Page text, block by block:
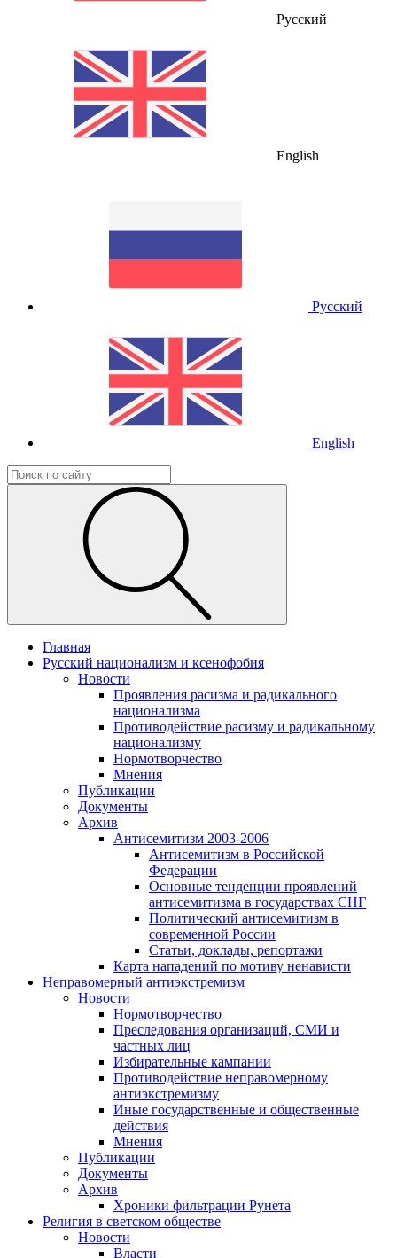
Русский
English
Русский
English
Главная
Русский национализм и ксенофобия
Новости
Проявления расизма и радикального
национализма
Противодействие расизму и радикальному
национализму
Нормотворчество
Мнения
Публикации
Документы
Архив
Антисемитизм 2003-2006
Антисемитизм в Российской
Федерации
Основные тенденции проявлений
антисемитизма в государствах СНГ
Политический антисемитизм в
современной России
Статьи, доклады, репортажи
Карта нападений по мотиву ненависти
Неправомерный антиэкстремизм
Новости
Нормотворчество
Преследования организаций, СМИ и
частных лиц
Избирательные кампании
Противодействие неправомерному
антиэкстремизму
Иные государственные и общественные
действия
Мнения
Публикации
Документы
Архив
Хроники фильтрации Рунета
Религия в светском обществе
Новости
Власти